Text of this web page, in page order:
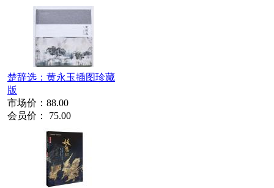
楚辞选：黄永玉插图珍藏
版
市场价： 88.00
会员价： 75.00